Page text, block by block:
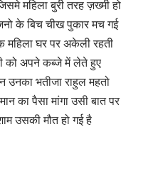
महिला बुरी तरह ज़ख्मी हो
के बिच चीख पुकार मच गई
महिला घर पर अकेली रहती
को अपने कब्जे में लेते हुए
उनका भतीजा राहुल महतो
का पैसा मांगा उसी बात पर
उसकी मौत हो गई है